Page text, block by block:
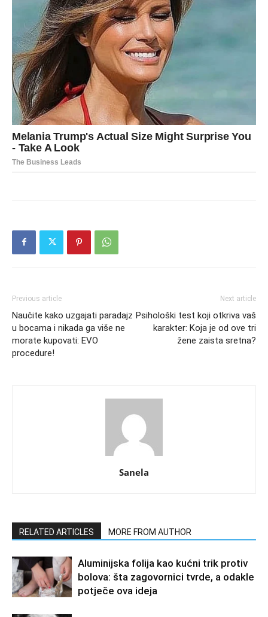
Previous article
Naučite kako uzgajati paradajz
u bocama i nikada ga više ne
morate kupovati: EVO
procedure!
Next article
Psihološki test koji otkriva vaš
karakter: Koja je od ove tri
žene zaista sretna?
Sanela
RELATED ARTICLES MORE FROM AUTHOR
Aluminijska folija kao kućni trik protiv
bolova: šta zagovornici tvrde, a odakle
potječe ova ideja